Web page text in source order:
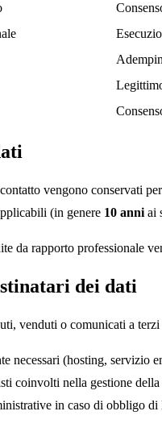
vengono conservati
(in genere 10 anni ai
da rapporto professionale
dei dati
venduti o comunicati a
necessari (hosting, servizio
coinvolti nella gestione
in caso di obbligo di